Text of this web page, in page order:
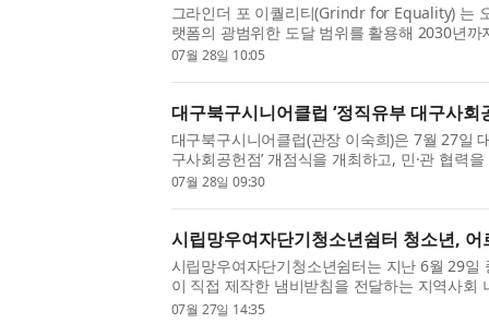
그라인더 포 이퀄리티(Grindr for Equality) 는
랫폼의 광범위한 도달 범위를 활용해 2030년
력을 진전시키고, 2028년까지 1000만명의
07월 28일 10:05
대구북구시니어클럽 ‘정직유부 대구사회
대구북구시니어클럽(관장 이숙희)은 7월 27일
구사회공헌점’ 개점식을 개최하고, 민·관 협력
자리 사업의 새로운 출발을 알렸다. 정직유부
07월 28일 09:30
시립망우여자단기청소년쉼터 청소년,
시립망우여자단기청소년쉼터는 지난 6월 29일
이 직접 제작한 냄비받침을 전달하는 지역사회
이번 활동은 쉼터 공예창작 프로그램과 연계한
07월 27일 14:35